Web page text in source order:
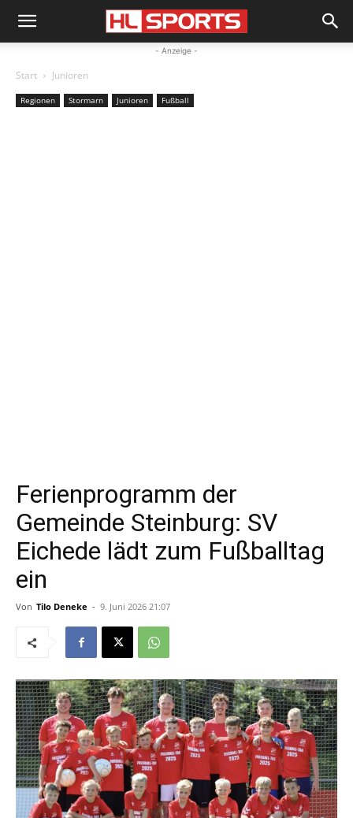
- Anzeige -
Start Junioren
Regionen Stormarn Junioren Fußball
Ferienprogramm der
Gemeinde Steinburg: SV
Eichede lädt zum Fußballtag
ein
Von Tilo Deneke - 9. Juni 2026 21:07